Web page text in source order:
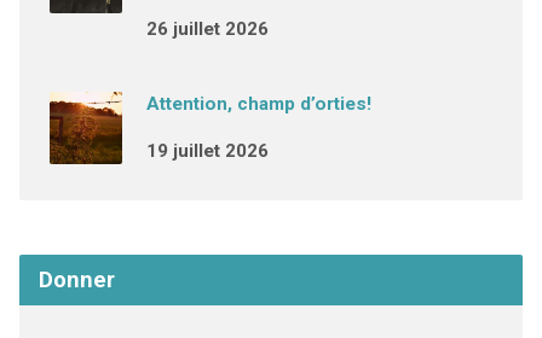
26 juillet 2026
Attention, champ d’orties!
19 juillet 2026
Donner